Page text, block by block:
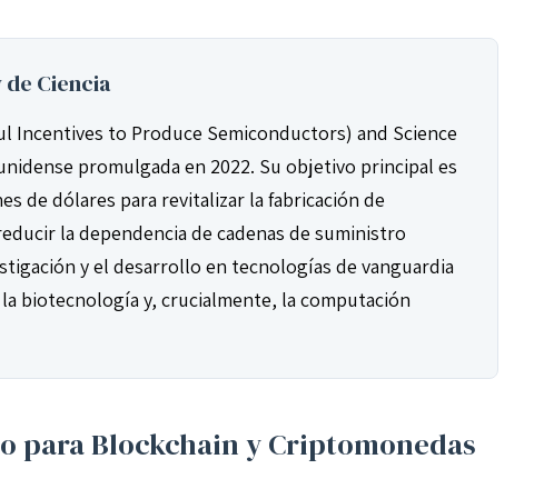
de Ciencia
Incentives to Produce Semiconductors) and Science
promulgada en 2022. Su objetivo principal es
de dólares para revitalizar la fabricación de
la dependencia de cadenas de suministro
y el desarrollo en tecnologías de vanguardia
biotecnología y, crucialmente, la computación
para Blockchain y Criptomonedas